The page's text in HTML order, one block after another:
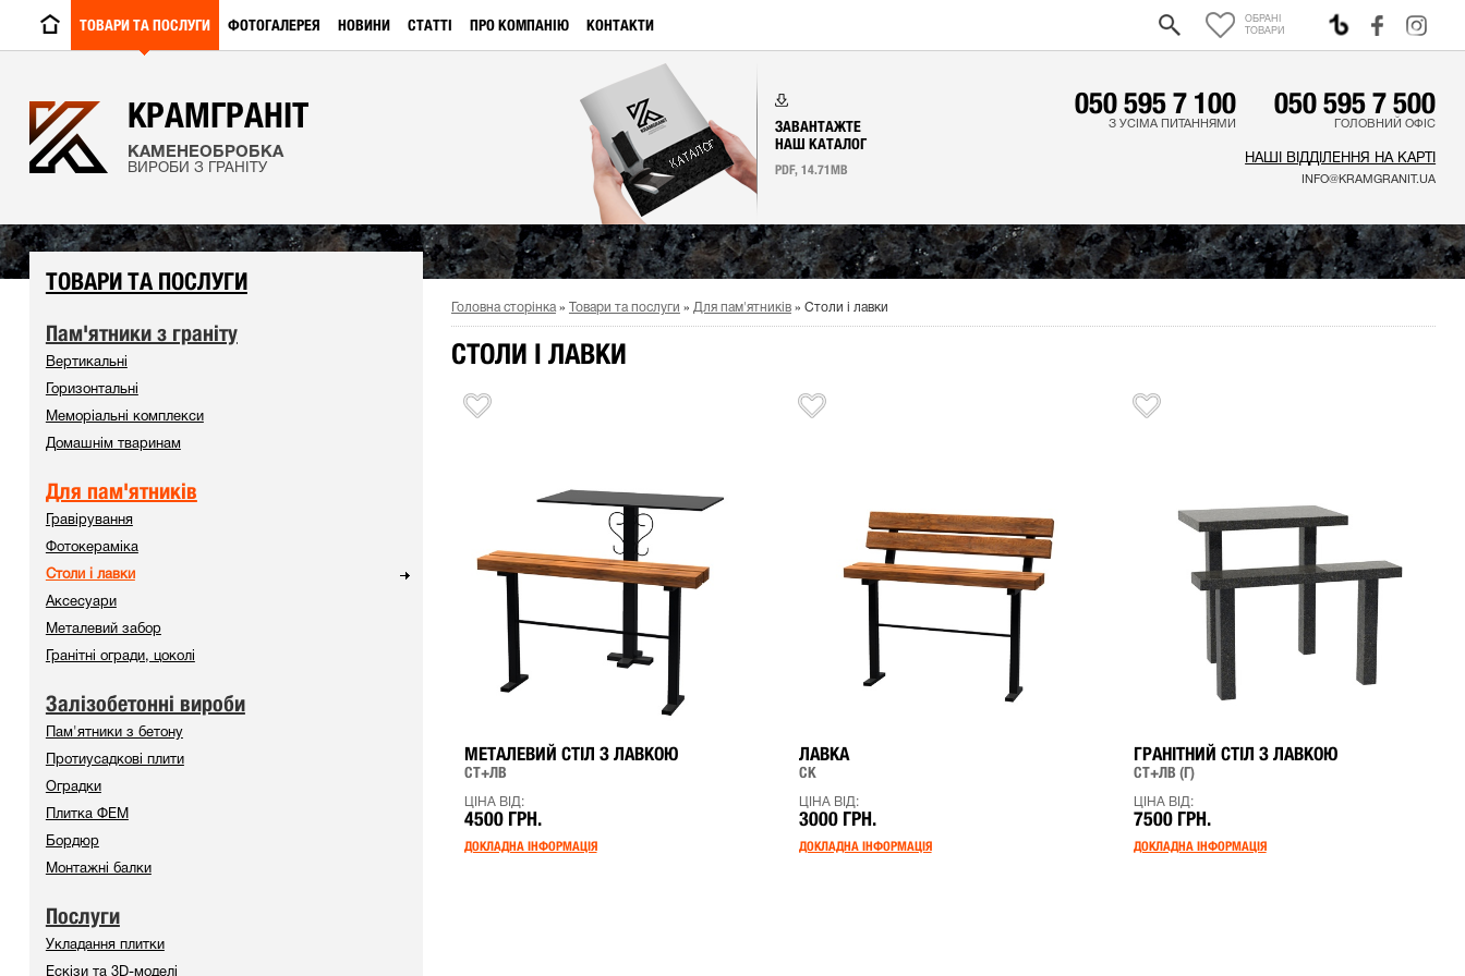
ТОВАРИ ТА ПОСЛУГИ ФОТОГАЛЕРЕЯ НОВИНИ СТАТТІ ПРО КОМПАНІЮ КОНТАКТИ
ОБРАНІ
ТОВАРИ
КРАМГРАНІТ
КАМЕНЕОБРОБКА
ВИРОБИ З ГРАНІТУ
050 595 7 500
ГОЛОВНИЙ ОФІС
050 595 7 100
З УСІМА ПИТАННЯМИ
НАШІ ВІДДІЛЕННЯ НА КАРТІ
INFO@KRAMGRANIT.UA
ЗАВАНТАЖТЕ
НАШ КАТАЛОГ
PDF, 14.71MB
ТОВАРИ ТА ПОСЛУГИ
Пам'ятники з граніту
Вертикальні
Горизонтальні
Меморіальні комплекси
Домашнім тваринам
Для пам'ятників
Гравірування
Фотокераміка
Столи і лавки
Аксесуари
Металевий забор
Гранітні огради, цоколі
Залізобетонні вироби
Пам'ятники з бетону
Протиусадкові плити
Оградки
Плитка ФЕМ
Бордюр
Монтажні балки
Послуги
Укладання плитки
Ескізи та 3D-моделі
Головна сторінка» Товари та послуги » Для пам'ятників» Столи і лавки
СТОЛИ І ЛАВКИ
МЕТАЛЕВИЙ СТІЛ З ЛАВКОЮ
СТ+ЛВ
ЦІНА ВІД:
4500 ГРН.
ДОКЛАДНА ІНФОРМАЦІЯ
ЛАВКА
СК
ЦІНА ВІД:
3000 ГРН.
ДОКЛАДНА ІНФОРМАЦІЯ
ГРАНІТНИЙ СТІЛ З ЛАВКОЮ
СТ+ЛВ (Г)
ЦІНА ВІД:
7500 ГРН.
ДОКЛАДНА ІНФОРМАЦІЯ